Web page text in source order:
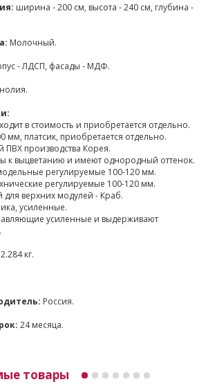
ширина - 200 см, высота - 240 см, глубина -
Молочный.
- ЛДСП, фасады - МДФ.
в стоимость и приобретается отдельно.
мм, платсик, приобретается отдельно.
ПВХ производства Корея.
к выцветанию и имеют однородный оттенок.
регулируемые 100-120 мм.
регулируемые 100-120 мм.
верхних модулей - Краб.
усиленные.
усиленные и выдерживают
кг.
Россия.
24 месяца.
товары